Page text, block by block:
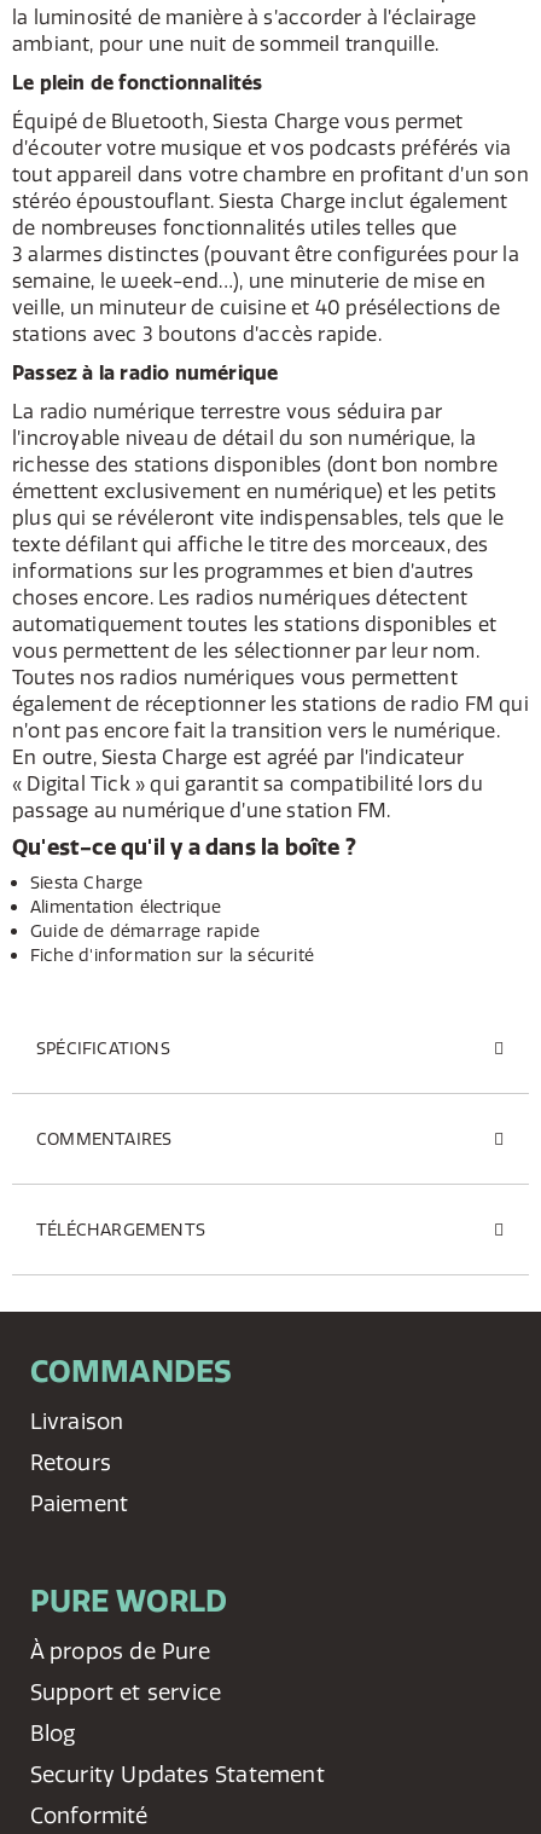
la luminosité de manière à s’accorder à l’éclairage
ambiant, pour une nuit de sommeil tranquille.
Le plein de fonctionnalités
Équipé de Bluetooth, Siesta Charge vous permet
d’écouter votre musique et vos podcasts préférés via
tout appareil dans votre chambre en profitant d’un son
stéréo époustouflant. Siesta Charge inclut également
de nombreuses fonctionnalités utiles telles que
3 alarmes distinctes (pouvant être configurées pour la
semaine, le week-end…), une minuterie de mise en
veille, un minuteur de cuisine et 40 présélections de
stations avec 3 boutons d’accès rapide.
Passez à la radio numérique
La radio numérique terrestre vous séduira par
l’incroyable niveau de détail du son numérique, la
richesse des stations disponibles (dont bon nombre
émettent exclusivement en numérique) et les petits
plus qui se révéleront vite indispensables, tels que le
texte défilant qui affiche le titre des morceaux, des
informations sur les programmes et bien d’autres
choses encore. Les radios numériques détectent
automatiquement toutes les stations disponibles et
vous permettent de les sélectionner par leur nom.
Toutes nos radios numériques vous permettent
également de réceptionner les stations de radio FM qui
n’ont pas encore fait la transition vers le numérique.
En outre, Siesta Charge est agréé par l’indicateur
« Digital Tick » qui garantit sa compatibilité lors du
passage au numérique d’une station FM.
Qu'est-ce qu'il y a dans la boîte ?
Siesta Charge
Alimentation électrique
Guide de démarrage rapide
Fiche d'information sur la sécurité
SPÉCIFICATIONS
COMMENTAIRES
TÉLÉCHARGEMENTS
COMMANDES
Livraison
Retours
Paiement
PURE WORLD
À propos de Pure
Support et service
Blog
Security Updates Statement
Conformité